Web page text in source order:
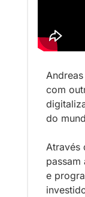
com
do
Através
e